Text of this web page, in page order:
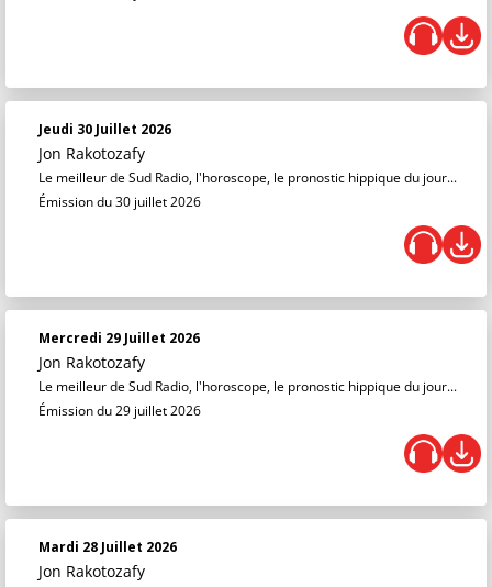
Jeudi 30 Juillet 2026
Jon Rakotozafy
Le meilleur de Sud Radio, l'horoscope, le pronostic hippique du jour...
Émission du 30 juillet 2026
Mercredi 29 Juillet 2026
Jon Rakotozafy
Le meilleur de Sud Radio, l'horoscope, le pronostic hippique du jour...
Émission du 29 juillet 2026
Mardi 28 Juillet 2026
Jon Rakotozafy